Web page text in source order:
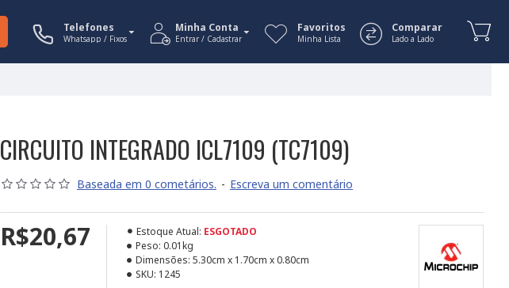
Telefones
Whatsapp / Fixos
Minha Conta
Entrar / Cadastrar
Favoritos
Minha Lista
Comparar
Lado a Lado
CIRCUITO INTEGRADO ICL7109 (TC7109)
Baseada em 0 cometários. - Escreva um comentário
R$20,67 Estoque Atual: ESGOTADO
Peso: 0.01kg
Dimensões: 5.30cm x 1.70cm x 0.80cm
SKU: 1245